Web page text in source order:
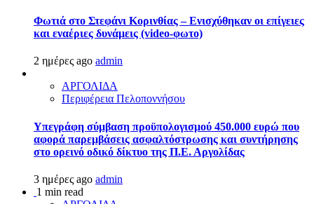
Φωτιά στο Στεφάνι Κορινθίας – Ενισχύθηκαν οι επίγειες
και εναέριες δυνάμεις (video-φωτο)
2 ημέρες ago admin
ΑΡΓΟΛΙΔΑ
Περιφέρεια Πελοποννήσου
Υπεγράφη σύμβαση προϋπολογισμού 450.000 ευρώ που
αφορά παρεμβάσεις ασφαλτόστρωσης και συντήρησης
στο ορεινό οδικό δίκτυο της Π.Ε. Αργολίδας
3 ημέρες ago admin
1 min read